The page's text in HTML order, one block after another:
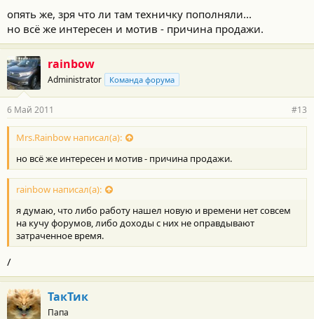
опять же, зря что ли там техничку пополняли...
но всё же интересен и мотив - причина продажи.
rainbow
Administrator Команда форума
6 Май 2011 #13
Mrs.Rainbow написал(а):
но всё же интересен и мотив - причина продажи.
rainbow написал(а):
я думаю, что либо работу нашел новую и времени нет совсем
на кучу форумов, либо доходы с них не оправдывают
затраченное время.
/
ТакТик
Папа